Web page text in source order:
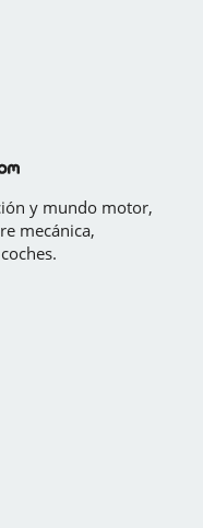
y mundo motor,
mecánica,